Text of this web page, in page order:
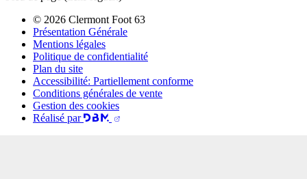
© 2026 Clermont Foot 63
Présentation Générale
Mentions légales
Politique de confidentialité
Plan du site
Accessibilité: Partiellement conforme
Conditions générales de vente
Gestion des cookies
Réalisé par